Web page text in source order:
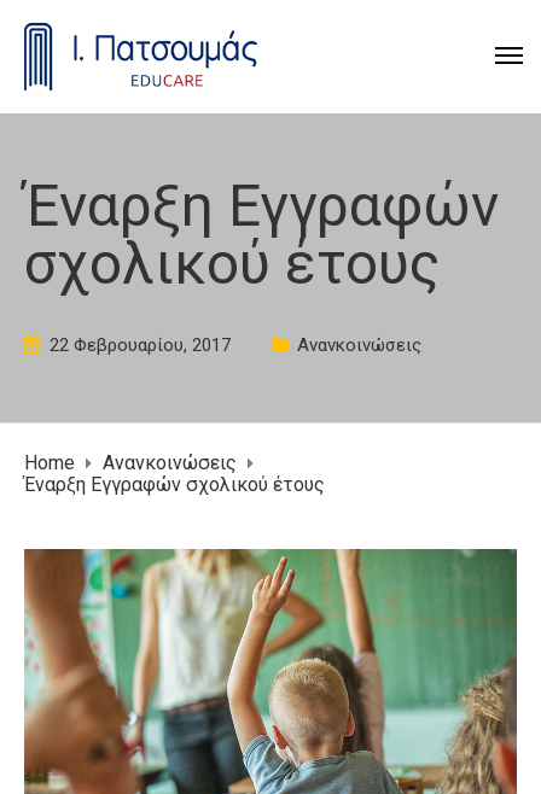
Έναρξη Εγγραφών
σχολικού έτους
22 Φεβρουαρίου, 2017 Ανανκοινώσεις
Home
Ανανκοινώσεις
Έναρξη Εγγραφών σχολικού έτους